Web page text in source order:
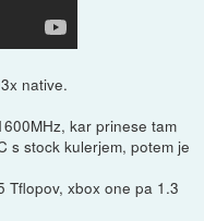
native.
kar prinese tam
s stock kulerjem, potem je
Tflopov, xbox one pa 1.3